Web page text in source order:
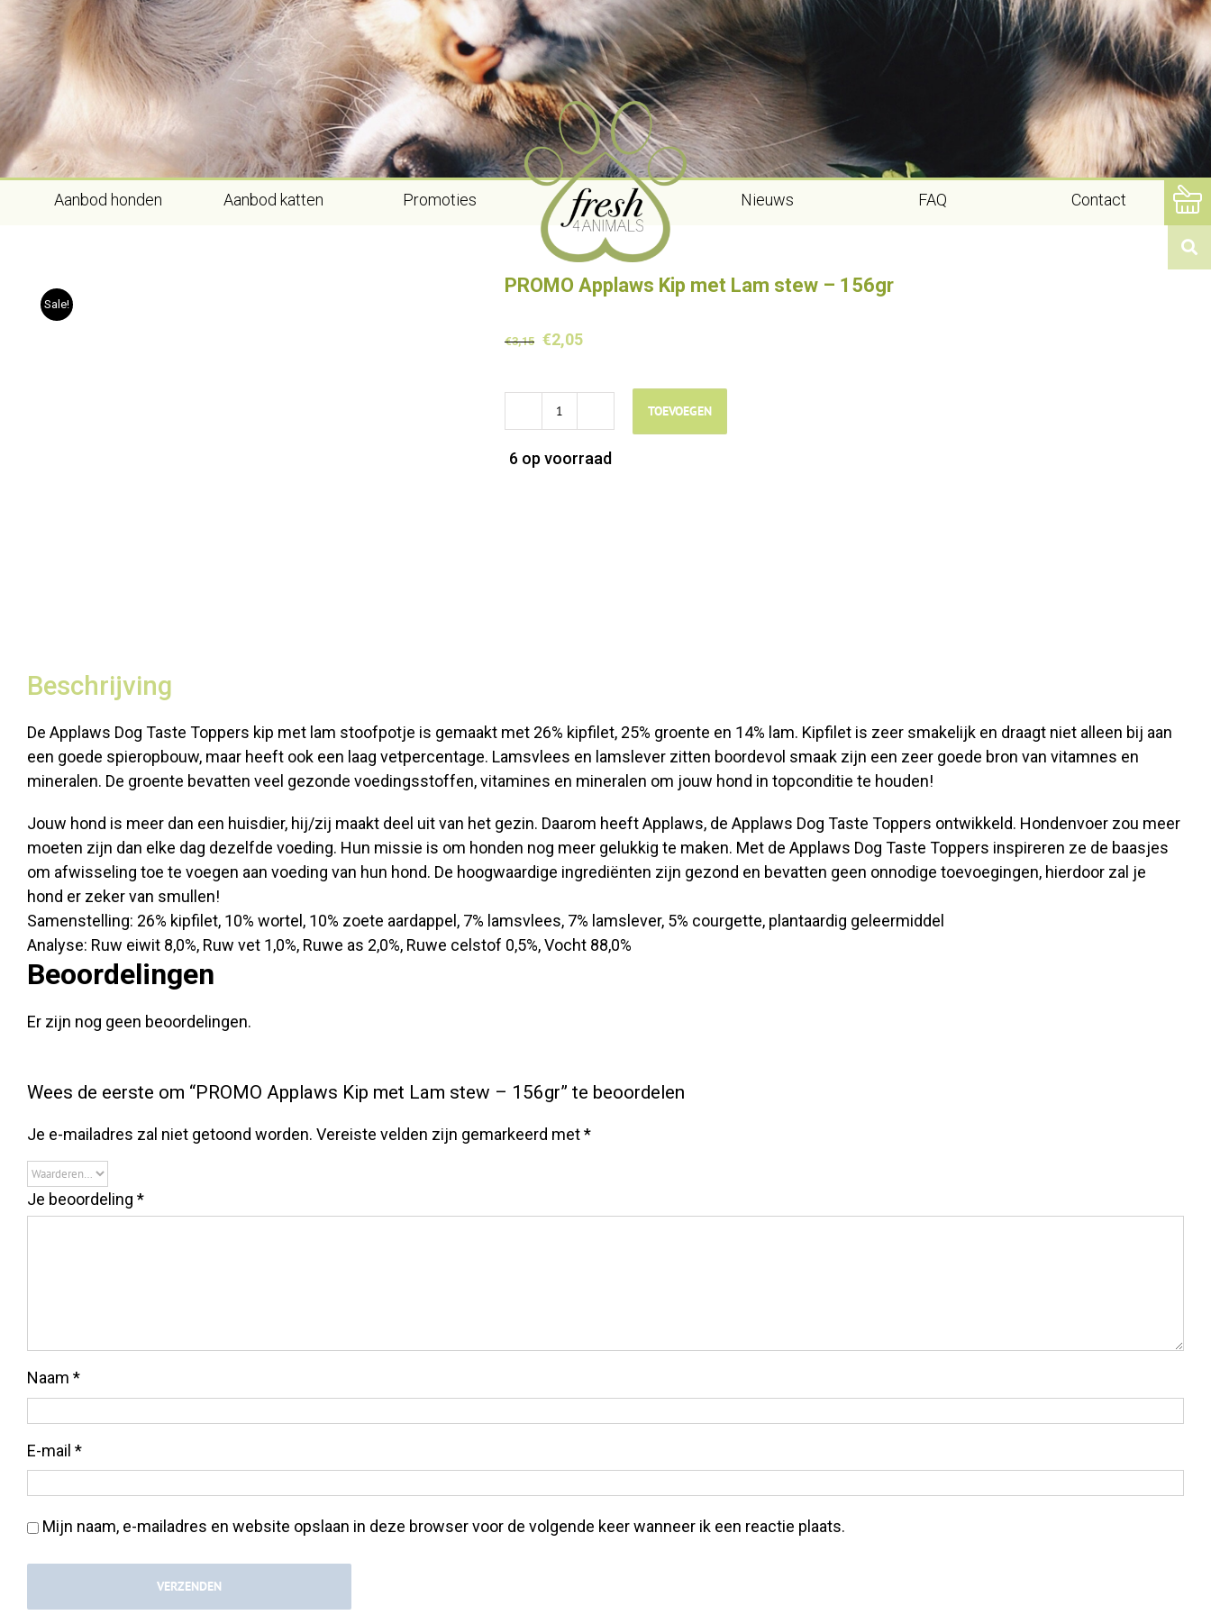
Skip
content
Aanbod honden Aanbod katten Promoties Nieuws FAQ Contact
Sale!
PROMO Applaws Kip met Lam stew – 156gr
€3,15 Oorspronkelijke
€3,15.
€2,05Huidige
6 op voorraad
PROMO
Kip
TOEVOEGEN
Beschrijving
De Applaws Dog Taste Toppers kip met lam stoofpotje is gemaakt met 26% kipfilet, 25% groente en 14% lam. Kipfilet is zeer smakelijk en draagt niet alleen bij aan
een goede spieropbouw, maar heeft ook een laag vetpercentage. Lamsvlees en lamslever zitten boordevol smaak zijn een zeer goede bron van vitamnes en
mineralen. De groente bevatten veel gezonde voedingsstoffen, vitamines en mineralen om jouw hond in topconditie te houden!
Jouw hond is meer dan een huisdier, hij/zij maakt deel uit van het gezin. Daarom heeft Applaws, de Applaws Dog Taste Toppers ontwikkeld. Hondenvoer zou meer
moeten zijn dan elke dag dezelfde voeding. Hun missie is om honden nog meer gelukkig te maken. Met de Applaws Dog Taste Toppers inspireren ze de baasjes
om afwisseling toe te voegen aan voeding van hun hond. De hoogwaardige ingrediënten zijn gezond en bevatten geen onnodige toevoegingen, hierdoor zal je
hond er zeker van smullen!
Samenstelling: 26% kipfilet, 10% wortel, 10% zoete aardappel, 7% lamsvlees, 7% lamslever, 5% courgette, plantaardig geleermiddel
Analyse: Ruw eiwit 8,0%, Ruw vet 1,0%, Ruwe as 2,0%, Ruwe celstof 0,5%, Vocht 88,0%
Beoordelingen
Er zijn nog geen beoordelingen.
Wees de eerste om “PROMO Applaws Kip met Lam stew – 156gr” te beoordelen
Je e-mailadres zal niet getoond worden. Vereiste velden zijn gemarkeerd met*
Je beoordeling *
Naam *
E-mail *
Mijn naam, e-mailadres en website opslaan in deze browser voor de volgende keer wanneer ik een reactie plaats.